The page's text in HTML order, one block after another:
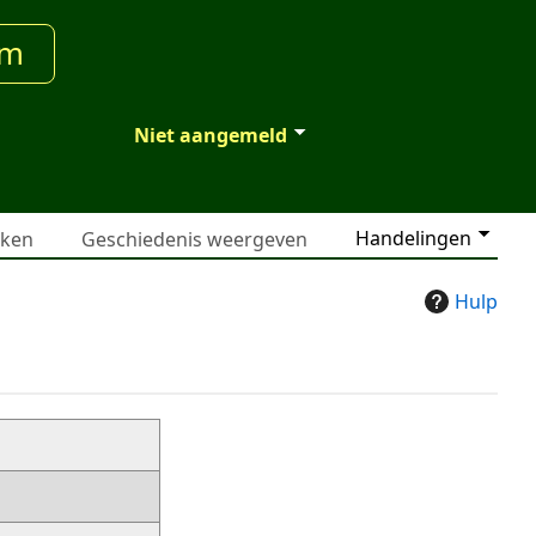
Niet aangemeld
Handelingen
Geschiedenis weergeven
Hulp